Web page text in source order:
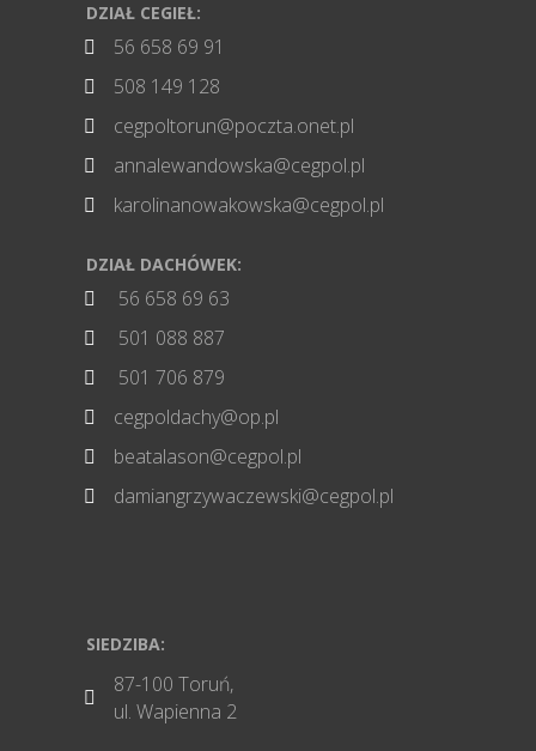
DZIAŁ CEGIEŁ:
 56 658 69 91
 508 149 128
 cegpoltorun@poczta.onet.pl
 annalewandowska@cegpol.pl
 karolinanowakowska@cegpol.pl
DZIAŁ DACHÓWEK:
 56 658 69 63
 501 088 887
 501 706 879
 cegpoldachy@op.pl
 beatalason@cegpol.pl
 damiangrzywaczewski@cegpol.pl
SIEDZIBA:

87-100 Toruń,
ul. Wapienna 2